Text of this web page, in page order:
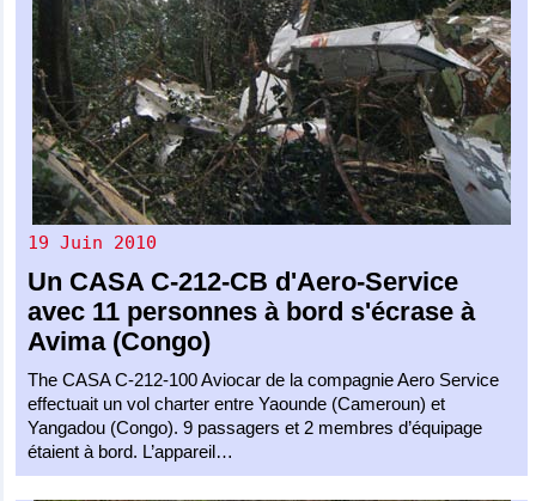
19 Juin 2010
Un CASA C-212-CB d'Aero-Service
avec 11 personnes à bord s'écrase à
Avima (Congo)
The CASA C-212-100 Aviocar de la compagnie Aero Service
effectuait un vol charter entre Yaounde (Cameroun) et
Yangadou (Congo). 9 passagers et 2 membres d’équipage
étaient à bord. L’appareil…